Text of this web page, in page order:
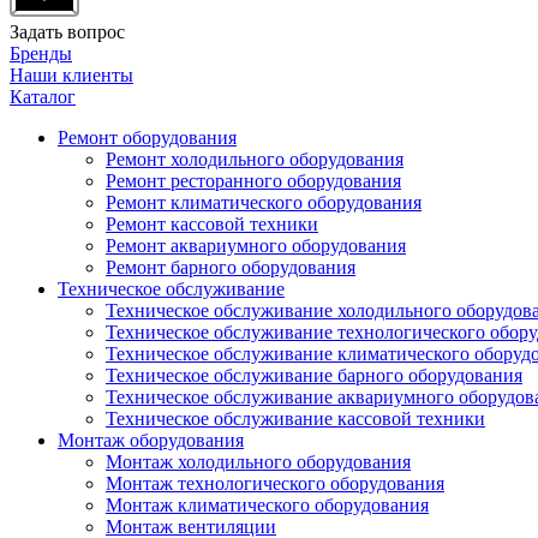
Задать вопрос
Бренды
Наши клиенты
Каталог
Ремонт оборудования
Ремонт холодильного оборудования
Ремонт ресторанного оборудования
Ремонт климатического оборудования
Ремонт кассовой техники
Ремонт аквариумного оборудования
Ремонт барного оборудования
Техническое обслуживание
Техническое обслуживание холодильного
Техническое обслуживание технологического
Техническое обслуживание климатического
Техническое обслуживание барного оборудования
Техническое обслуживание аквариумного
Техническое обслуживание кассовой техники
Монтаж оборудования
Монтаж холодильного оборудования
Монтаж технологического оборудования
Монтаж климатического оборудования
Монтаж вентиляции